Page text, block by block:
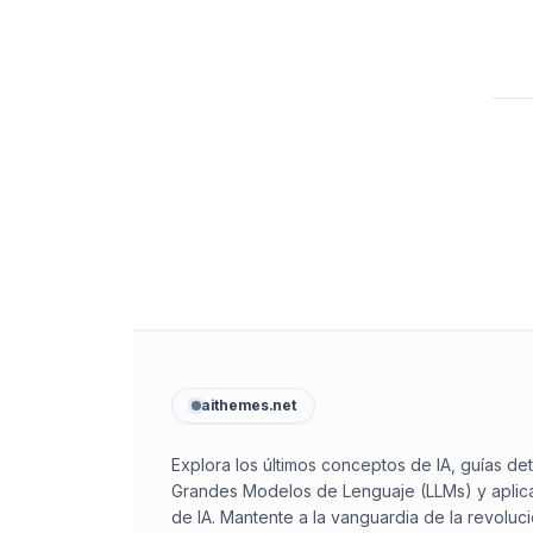
aithemes.net
Explora los últimos conceptos de IA, guías
Grandes Modelos de Lenguaje (LLMs) y
de IA. Mantente a la vanguardia de la